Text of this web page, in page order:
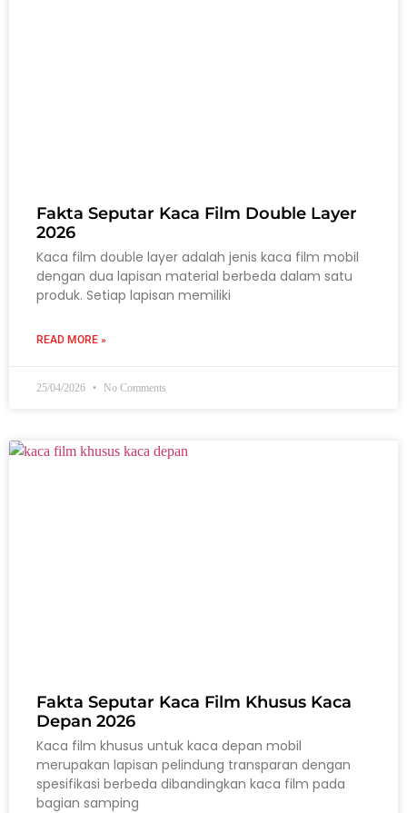
Fakta Seputar Kaca Film Double Layer
2026
Kaca film double layer adalah jenis kaca film mobil
dengan dua lapisan material berbeda dalam satu
produk. Setiap lapisan memiliki
READ MORE »
25/04/2026 No Comments
Fakta Seputar Kaca Film Khusus Kaca
Depan 2026
Kaca film khusus untuk kaca depan mobil
merupakan lapisan pelindung transparan dengan
spesifikasi berbeda dibandingkan kaca film pada
bagian samping